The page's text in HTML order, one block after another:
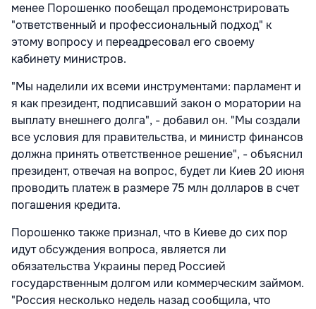
менее Порошенко пообещал продемонстрировать
"ответственный и профессиональный подход" к
этому вопросу и переадресовал его своему
кабинету министров.
"Мы наделили их всеми инструментами: парламент и
я как президент, подписавший закон о моратории на
выплату внешнего долга", - добавил он. "Мы создали
все условия для правительства, и министр финансов
должна принять ответственное решение", - объяснил
президент, отвечая на вопрос, будет ли Киев 20 июня
проводить платеж в размере 75 млн долларов в счет
погашения кредита.
Порошенко также признал, что в Киеве до сих пор
идут обсуждения вопроса, является ли
обязательства Украины перед Россией
государственным долгом или коммерческим займом.
"Россия несколько недель назад сообщила, что